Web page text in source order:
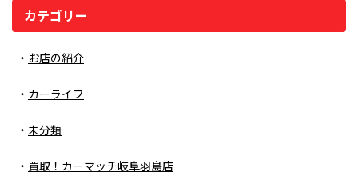
カテゴリー
お店の紹介
カーライフ
未分類
買取！カーマッチ岐阜羽島店